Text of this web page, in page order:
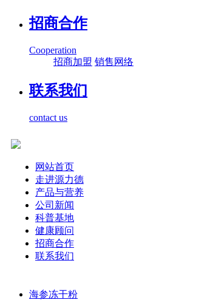
招商合作
Cooperation
招商加盟 销售网络
联系我们
contact us
网站首页
走进源力德
产品与营养
公司新闻
科普基地
健康顾问
招商合作
联系我们
海参冻干粉